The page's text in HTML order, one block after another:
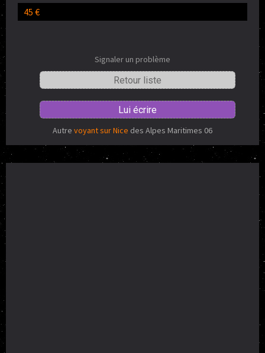
45 €
Signaler un problème
Retour liste
Lui écrire
Autre voyant sur Nice des Alpes Maritimes 06